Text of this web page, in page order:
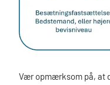
Vær opmærksom på, at